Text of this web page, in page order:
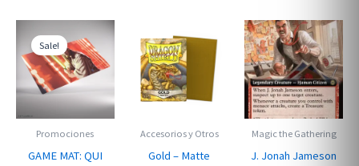
Sale!
Promociones
GAME MAT: QUI
Accesorios y Otros
Gold – Matte
Magic the Gathering
J. Jonah Jameson